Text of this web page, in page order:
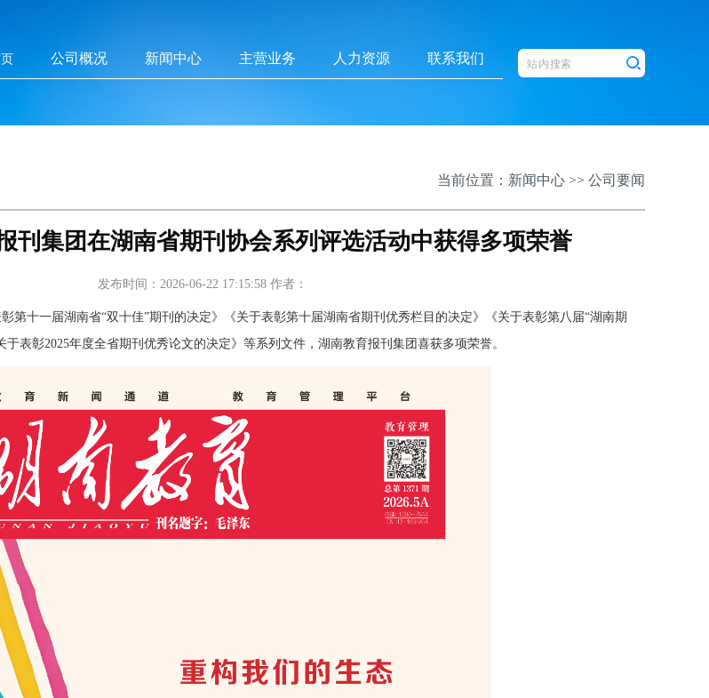
公司概况 新闻中心 主营业务 人力资源 联系我们
当前位置： 新闻中心 >> 公司要闻
刊集团在湖南省期刊协会系列评选活动中获得多项荣誉
发布时间：2026-06-22 17:15:58 作者：
第十一届湖南省“双十佳”期刊的决定》《关于表彰第十届湖南省期刊优秀栏目的决定》《关于表彰第八届“湖南期
表彰2025年度全省期刊优秀论文的决定》等系列文件，湖南教育报刊集团喜获多项荣誉。